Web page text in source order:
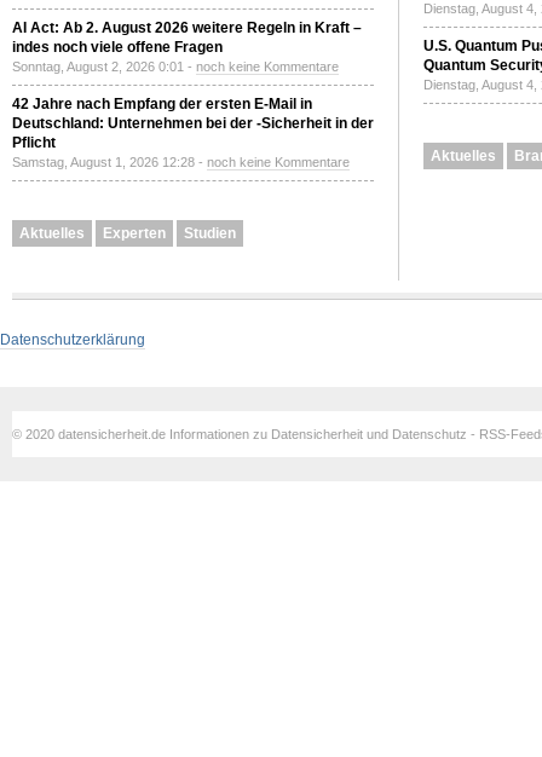
AI Act: Ab 2. August 2026 weitere Regeln in Kraft –
indes noch viele offene Fragen
Sonntag, August 2, 2026 0:01 - noch keine Kommentare
42 Jahre nach Empfang der ersten E-Mail in
Deutschland: Unternehmen bei der -Sicherheit in der
Pflicht
Samstag, August 1, 2026 12:28 - noch keine Kommentare
Aktuelles Experten Studien
Dienstag, August
U.S. Quantum
Quantum
Dienstag, August
Aktuelles
Datenschutzerklärung
© 2020 datensicherheit.de Informationen zu Datensicherheit und Datenschutz - RSS-